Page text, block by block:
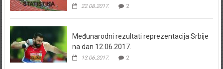
22.08.2017. 2
Međunarodni rezultati reprezentacija Srbije
na dan 12.06.2017.
13.06.2017. 2